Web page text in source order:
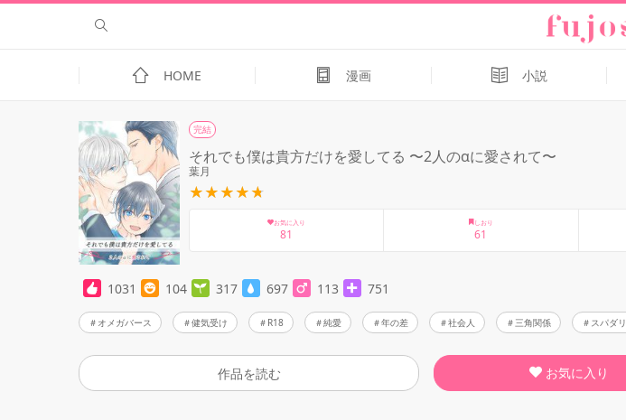
HOME 漫画 小説
完結
それでも僕は貴方だけを愛してる 〜2人のαに愛されて〜
葉月
お気に入り
81
しおり
61
1031 104 317 697 113 751
オメガバース 健気受け R18 純愛 年の差 社会人 三角関係 スパダリ
作品を読む お気に入り